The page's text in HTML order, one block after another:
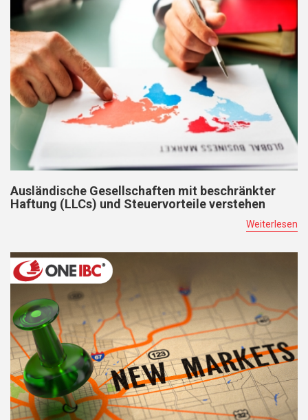
Ausländische Gesellschaften mit beschränkter
Haftung (LLCs) und Steuervorteile verstehen
Weiterlesen